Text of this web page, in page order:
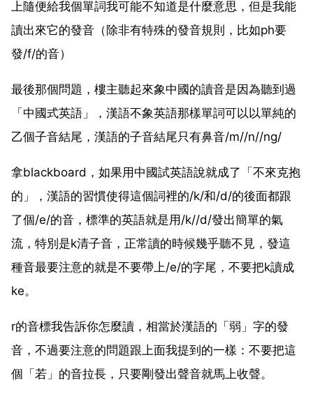
上隨便給我個單詞我可能不知道是什麼意思，但是我能
讀出來它的發音（除非有特殊的發音規則，比如ph要
發/f/的音）
最後那個問題，樓主聽起來象中國的讀音是因為聽到過
「中國式英語」，漢語不象英語那樣單詞可以以單純的
乙個子音結尾，漢語的子音結尾只有鼻音/m//n//ng/
拿blackboard，如果用中國試英語說就成了「不來克抱
的」，漢語的習慣使得這個詞裡的/k/和/d/的後面都跟
了個/e/的音，標準的英語就是用/k//d/發出簡單的氣
流，特別是k清子音，正常讀的時候幾乎聽不見，發這
種音最要注意的就是不要帶上/e/的字尾，不要把k讀成
ke。
r的音標我告訴你怎麼讀，相當於漢語的「弱」字的發
音，不過要注意的問題跟上面我提到的一樣：不要把這
個「若」的音拉長，只要剛發出聲音就馬上收聲。